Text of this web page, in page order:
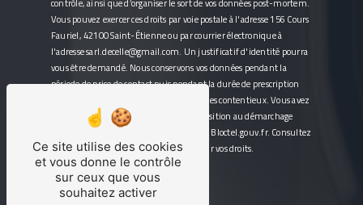
contrôle, ainsi que d’organiser le sort de vos données post-mortem.
Vous pouvez exercer ces droits par voie postale à l'adresse 156 Cours
Fauriel, 42100 Saint-Étienne ou par courrier électronique à
l'adresse sarl.decelle@gmail.com. Un justificatif d'identité pourra
vous être demandé. Nous conservons vos données pendant la
période de prise de contact puis pendant la durée de prescription
légale aux fins probatoires et de gestion des contentieux. Vous avez
le droit de vous inscrire sur la liste d'opposition au démarchage
téléphonique, disponible à cette adresse:
Bloctel.gouv.fr. Consultez
le site cnil.fr pour plus d’informations sur vos droits.
Ce site utilise des cookies
et vous donne le contrôle
sur ceux que vous
souhaitez activer